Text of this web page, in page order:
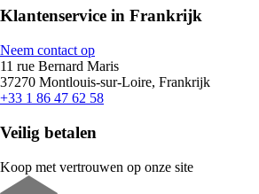
Klantenservice in Frankrijk
Neem contact op
11 rue Bernard Maris
37270 Montlouis-sur-Loire, Frankrijk
+33 1 86 47 62 58
Veilig betalen
Koop met vertrouwen op onze site